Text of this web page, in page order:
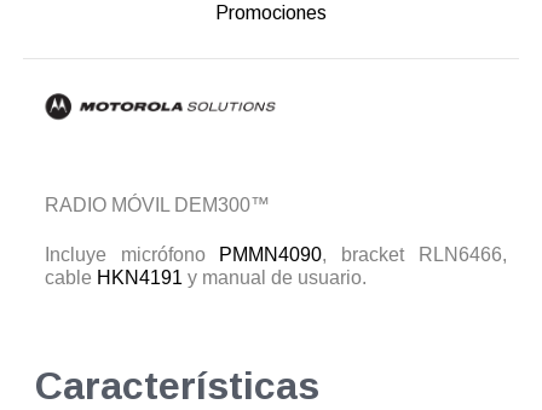
Promociones
RADIO MÓVIL DEM300™
Incluye micrófono PMMN4090, bracket RLN6466,
cable HKN4191 y manual de usuario.
Características